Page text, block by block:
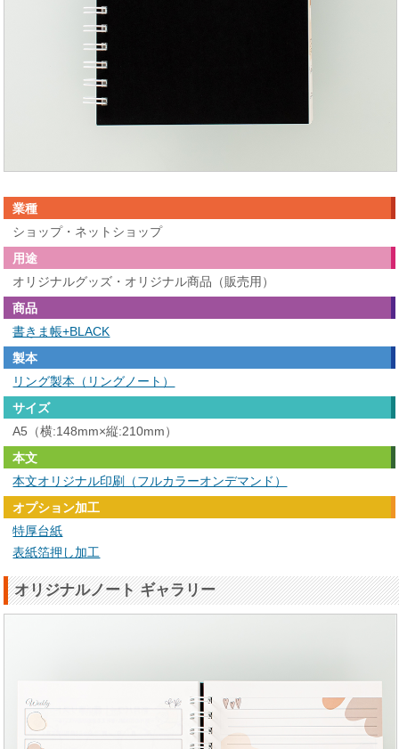
業種
ショップ・ネットショップ
用途
オリジナルグッズ・オリジナル商品（販売用）
商品
書きま帳+BLACK
製本
リング製本（リングノート）
サイズ
A5（横:148mm×縦:210mm）
本文
本文オリジナル印刷（フルカラーオンデマンド）
オプション加工
特厚台紙
表紙箔押し加工
オリジナルノート ギャラリー